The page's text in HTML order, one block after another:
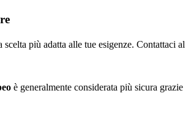
più adatta alle tue esigenze. Contattaci al
è generalmente considerata più sicura grazie